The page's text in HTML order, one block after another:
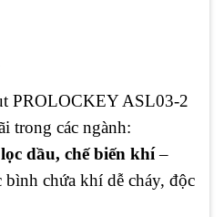
PROLOCKEY ASL03-2
trong các ngành:
dầu, chế biến khí–
bình chứa khí dễ cháy, độc